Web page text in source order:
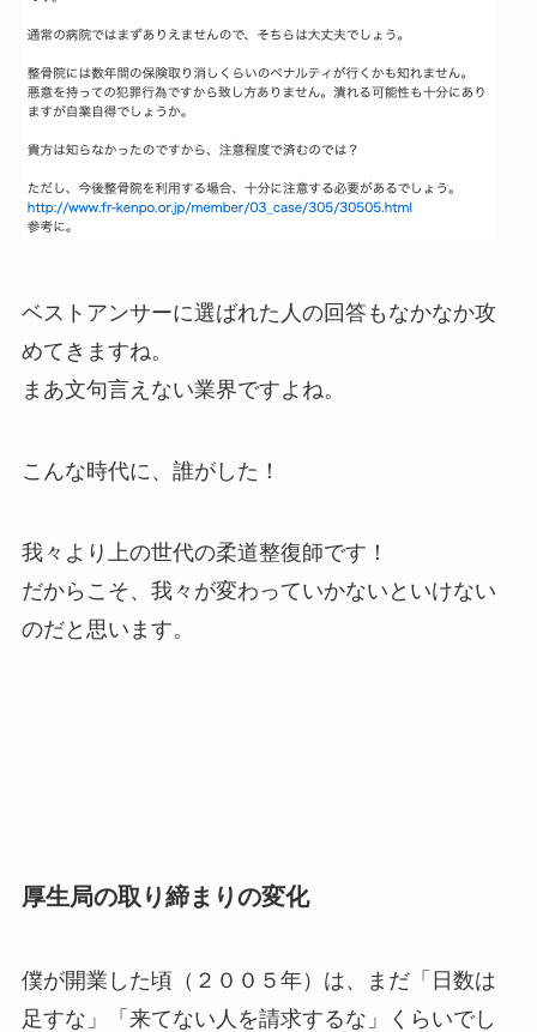
ベストアンサーに選ばれた人の回答もなかなか攻
めてきますね。
まあ文句言えない業界ですよね。
こんな時代に、誰がした！
我々より上の世代の柔道整復師です！
だからこそ、我々が変わっていかないといけない
のだと思います。
厚生局の取り締まりの変化
僕が開業した頃（２００５年）は、まだ「日数は
足すな」「来てない人を請求するな」くらいでし